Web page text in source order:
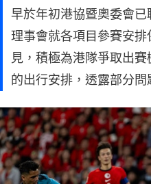
早於年初港協暨奧委會
理事會就各項目參賽安
見，積極為港隊爭取出
的出行安排，透露部分問